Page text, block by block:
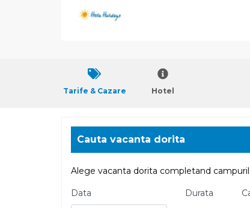
Tarife & Cazare Hotel
Cauta vacanta dorita
Alege vacanta dorita completand
Data
Durata